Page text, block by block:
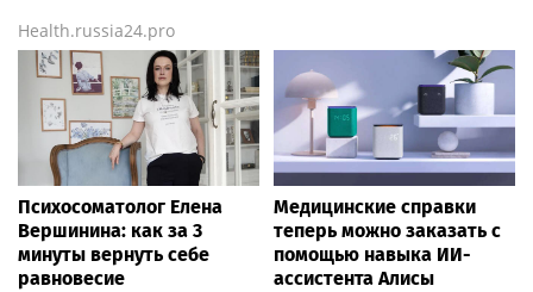
Health.russia24.pro
Психосоматолог Елена
Вершинина: как за 3
минуты вернуть себе
равновесие
Медицинские справки
теперь можно заказать с
помощью навыка ИИ-
ассистента Алисы